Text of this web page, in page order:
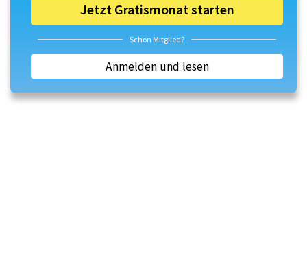
Jetzt Gratismonat starten
Schon Mitglied?
Anmelden und lesen